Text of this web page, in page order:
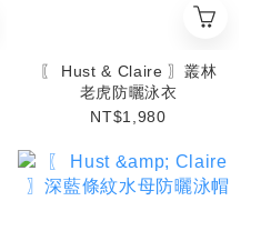
〖 Hust & Claire 〗叢林
老虎防曬泳衣
NT$1,980